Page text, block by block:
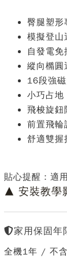
臀腿塑形
模擬登山
自發電免
縱向橢圓
16段強
小巧占地
飛梭旋鈕
前置飛輪
舒適雙握
貼心提醒：適
▲ 安裝教學
家用保固年
全機1年 / 不